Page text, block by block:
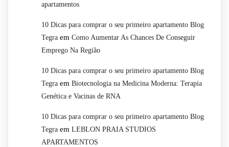
apartamentos
10 Dicas para comprar o seu primeiro apartamento Blog
Tegra em Como Aumentar As Chances De Conseguir
Emprego Na Região
10 Dicas para comprar o seu primeiro apartamento Blog
Tegra em Biotecnologia na Medicina Moderna: Terapia
Genética e Vacinas de RNA
10 Dicas para comprar o seu primeiro apartamento Blog
Tegra em LEBLON PRAIA STUDIOS
APARTAMENTOS